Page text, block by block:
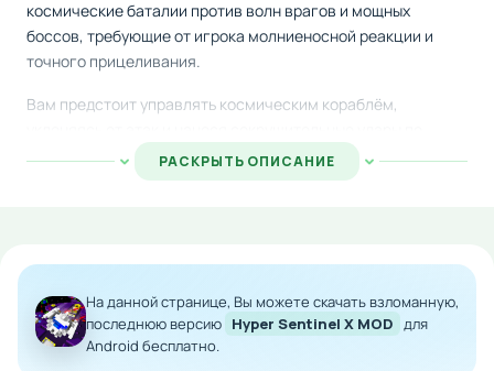
космические баталии против волн врагов и мощных
боссов, требующие от игрока молниеносной реакции и
точного прицеливания.
Вам предстоит управлять космическим кораблём,
противникам. Три уникальных режима игры — классическая
аркада, испытания с боссами и режим боевого выживания
Особенности мода:
Безграничная энергия и боеприпасы для
нескончаемого боя
РАСКРЫТЬ ОПИСАНИЕ
На данной странице, Вы можете скачать взломанную,
последнюю версию Hyper Sentinel X MOD для
Android бесплатно.